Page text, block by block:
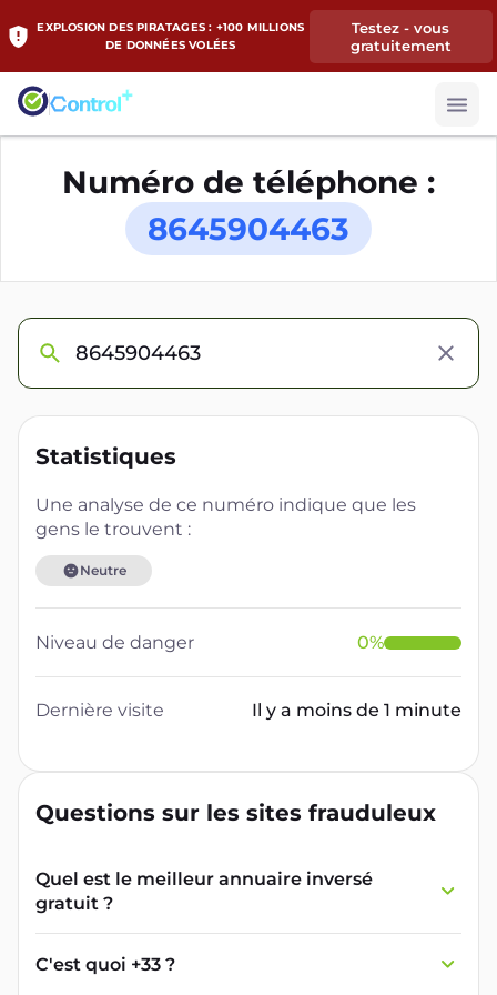
EXPLOSION DES PIRATAGES : +100 MILLIONS
DE DONNÉES VOLÉES
Testez - vous
gratuitement
Numéro de téléphone :
8645904463
Statistiques
Une analyse de ce numéro indique que les
gens le trouvent :
Neutre
Niveau de danger 0%
Dernière visite Il y a moins de 1 minute
Questions sur les sites frauduleux
Quel est le meilleur annuaire inversé
gratuit ?
France Verif inclut une fonctionnalité de
recherche de numéro inversée qui est efficace
et gratuite pour identifier les appelants
C'est quoi +33 ?
L'indicatif +33 est le code téléphonique